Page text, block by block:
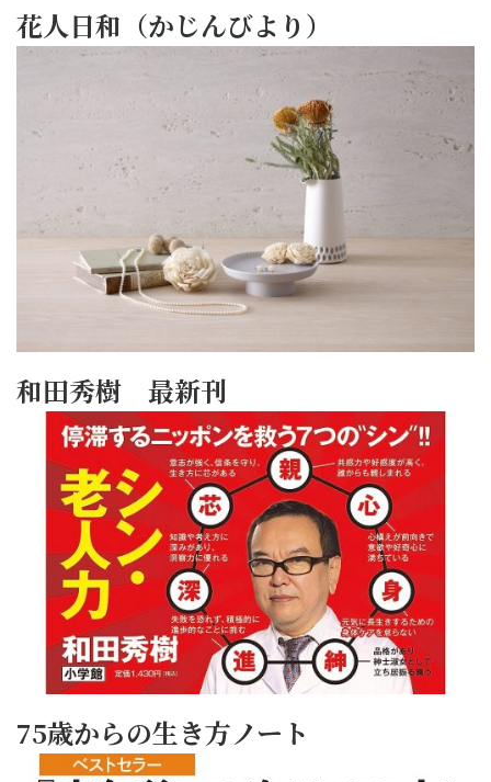
花人日和（かじんびより）
和田秀樹 最新刊
75歳からの生き方ノート